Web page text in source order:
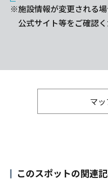
※施設情報が変更される
公式サイト等をご確認く
マ
このスポットの関連